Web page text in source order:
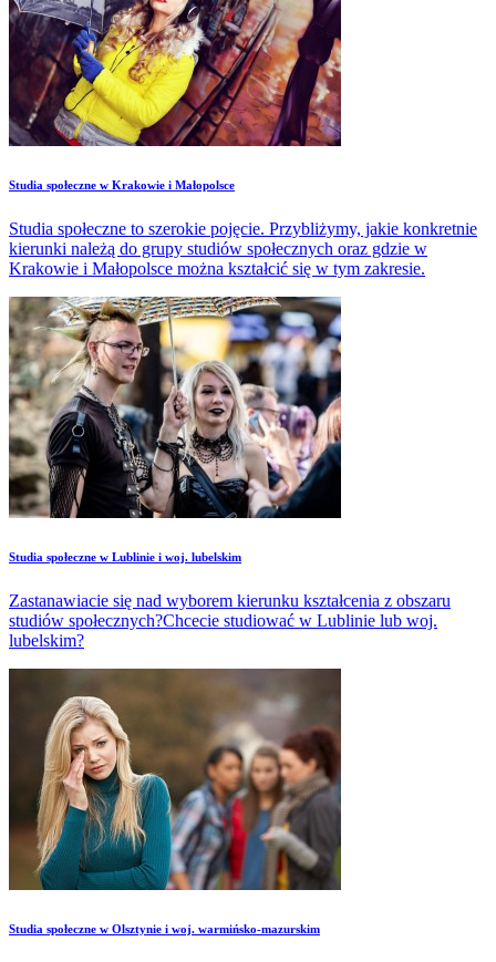
Studia społeczne w Krakowie i Małopolsce
Studia społeczne to szerokie pojęcie. Przybliżymy, jakie konkretnie
kierunki należą do grupy studiów społecznych oraz gdzie w
Krakowie i Małopolsce można kształcić się w tym zakresie.
Studia społeczne w Lublinie i woj. lubelskim
Zastanawiacie się nad wyborem kierunku kształcenia z obszaru
studiów społecznych?Chcecie studiować w Lublinie lub woj.
lubelskim?
Studia społeczne w Olsztynie i woj. warmińsko-mazurskim